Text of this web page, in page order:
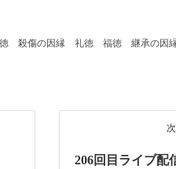
殺傷の因縁 礼徳 福徳 継承の因
206回目ライブ